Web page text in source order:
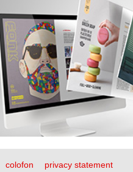
colofon privacy statement